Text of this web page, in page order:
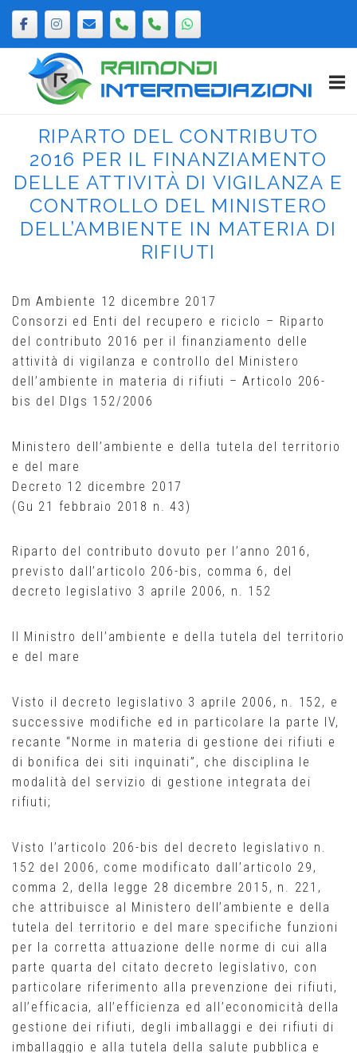
Passa
contenuto
Home
RIPARTO DEL CONTRIBUTO
2016 PER IL FINANZIAMENTO
DELLE ATTIVITÀ DI VIGILANZA E
CONTROLLO DEL MINISTERO
DELL’AMBIENTE IN MATERIA DI
RIFIUTI
Dm Ambiente 12 dicembre 2017
Consorzi ed Enti del recupero e riciclo – Riparto
del contributo 2016 per il finanziamento delle
attività di vigilanza e controllo del Ministero
dell’ambiente in materia di rifiuti – Articolo 206-
bis del Dlgs 152/2006
Ministero dell’ambiente e della tutela del territorio
e del mare
Decreto 12 dicembre 2017
(Gu 21 febbraio 2018 n. 43)
Riparto del contributo dovuto per l’anno 2016,
previsto dall’articolo 206-bis, comma 6, del
decreto legislativo 3 aprile 2006, n. 152
Il Ministro dell’ambiente e della tutela del territorio
e del mare
Visto il decreto legislativo 3 aprile 2006, n. 152, e
successive modifiche ed in particolare la parte IV,
recante “Norme in materia di gestione dei rifiuti e
di bonifica dei siti inquinati”, che disciplina le
modalità del servizio di gestione integrata dei
rifiuti;
Visto l’articolo 206-bis del decreto legislativo n.
152 del 2006, come modificato dall’articolo 29,
comma 2, della legge 28 dicembre 2015, n. 221,
che attribuisce al Ministero dell’ambiente e della
tutela del territorio e del mare specifiche funzioni
per la corretta attuazione delle norme di cui alla
parte quarta del citato decreto legislativo, con
particolare riferimento alla prevenzione dei rifiuti,
all’efficacia, all’efficienza ed all’economicità della
gestione dei rifiuti, degli imballaggi e dei rifiuti di
imballaggio e alla tutela della salute pubblica e